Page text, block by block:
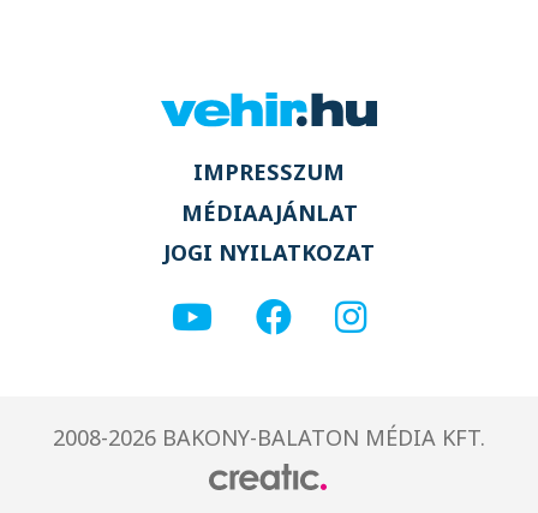
IMPRESSZUM
MÉDIAAJÁNLAT
JOGI NYILATKOZAT
2008-2026 BAKONY-BALATON MÉDIA KFT.